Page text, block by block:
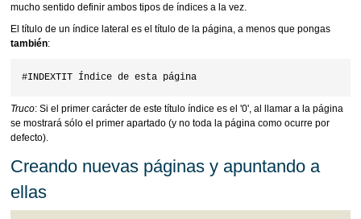
mucho sentido definir ambos tipos de índices a la vez.
El título de un índice lateral es el título de la página, a menos que pongas
también:
Truco: Si el primer carácter de este título índice es el '0', al llamar a la página
se mostrará sólo el primer apartado (y no toda la página como ocurre por
defecto).
Creando nuevas páginas y apuntando a
ellas